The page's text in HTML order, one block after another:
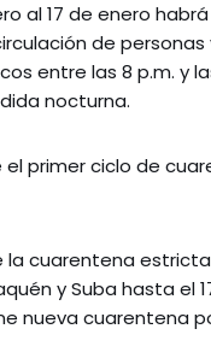
al 17 de enero
de personas
entre las 8 p.m. y
nocturna.
el primer ciclo de
la cuarentena
y Suba hasta el
nueva cuarentena